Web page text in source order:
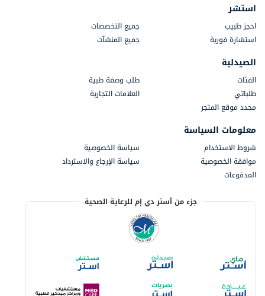
استشر
احجز طبيب
جميع التخصصات
استشارة فورية
جميع المنشآت
الصيدلية
الفئات
طلب وصفة طبية
طلباتي
العلامات التجارية
محدد موقع المتجر
معلومات السياسة
شروط الاستخدام
سياسة الخصوصية
موافقة الخصوصية
سياسة الإرجاع والاسترداد
المدفوعات
جزء من أستر دي إم للرعاية الصحية